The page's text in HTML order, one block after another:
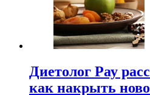
Диетолог Рау
как накрыть